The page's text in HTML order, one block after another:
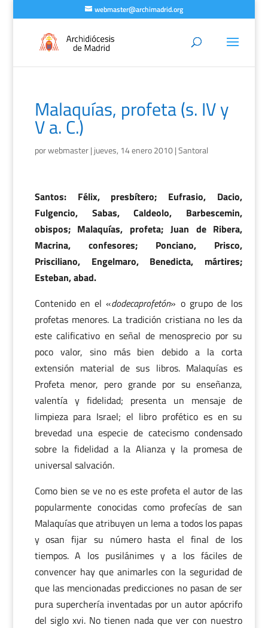
webmaster@archimadrid.org
Malaquías, profeta (s. IV y
V a. C.)
porwebmaster| jueves, 14 enero 2010|Santoral
Santos: Félix, presbítero; Eufrasio, Dacio,
Fulgencio, Sabas, Caldeolo, Barbescemin,
obispos; Malaquías, profeta; Juan de Ribera,
Macrina, confesores; Ponciano, Prisco,
Prisciliano, Engelmaro, Benedicta, mártires;
Esteban, abad.
Contenido en el «dodecaprofetón» o grupo de los
profetas menores. La tradición cristiana no les da
este calificativo en señal de menosprecio por su
poco valor, sino más bien debido a la corta
extensión material de sus libros. Malaquías es
Profeta menor, pero grande por su enseñanza,
valentía y fidelidad; presenta un mensaje de
limpieza para Israel; el libro profético es en su
brevedad una especie de catecismo condensado
sobre la fidelidad a la Alianza y la promesa de
universal salvación.
Como bien se ve no es este profeta el autor de las
popularmente conocidas como profecías de san
Malaquías que atribuyen un lema a todos los papas
y osan fijar su número hasta el final de los
tiempos. A los pusilánimes y a los fáciles de
convencer hay que animarles con la seguridad de
que las mencionadas predicciones no pasan de ser
pura superchería inventadas por un autor apócrifo
del siglo xvi. No tienen nada que ver con nuestro